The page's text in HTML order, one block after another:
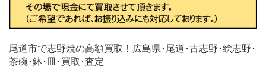
尾道市で志野焼の高額買取！広島県･尾道･古志野･絵志野･
茶碗･鉢･皿･買取･査定